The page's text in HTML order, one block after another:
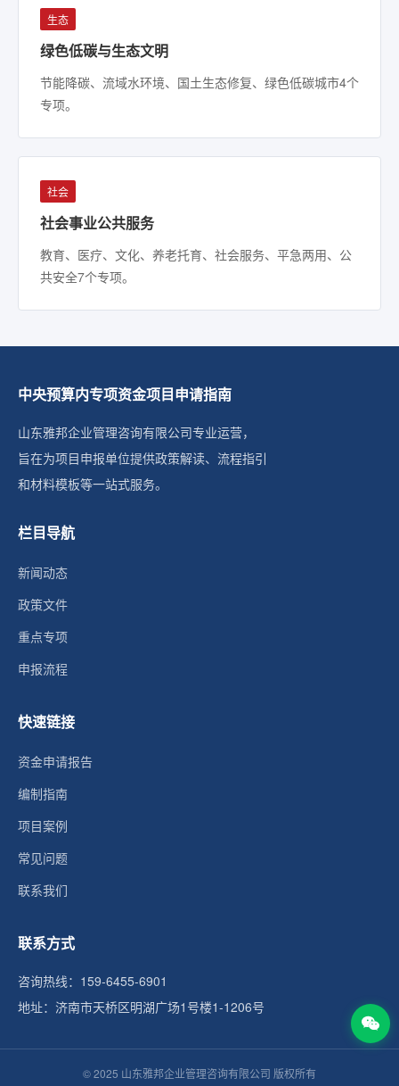
生态
绿色低碳与生态文明
节能降碳、流域水环境、国土生态修复、绿色低碳城市4个
专项。
社会
社会事业公共服务
教育、医疗、文化、养老托育、社会服务、平急两用、公
共安全7个专项。
中央预算内专项资金项目申请指南
山东雅邦企业管理咨询有限公司专业运营，
旨在为项目申报单位提供政策解读、流程指引
和材料模板等一站式服务。
栏目导航
新闻动态
政策文件
重点专项
申报流程
快速链接
资金申请报告
编制指南
项目案例
常见问题
联系我们
联系方式
咨询热线：159-6455-6901
地址：济南市天桥区明湖广场1号楼1-1206号
© 2025 山东雅邦企业管理咨询有限公司 版权所有